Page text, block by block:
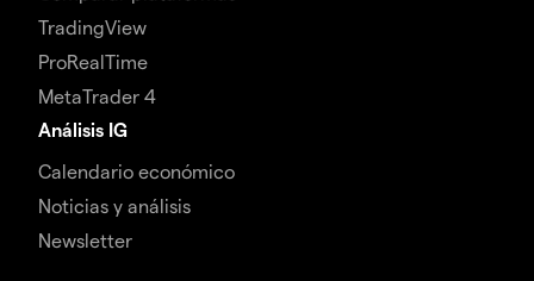
TradingView
ProRealTime
MetaTrader 4
Análisis IG
Calendario económico
Noticias y análisis
Newsletter